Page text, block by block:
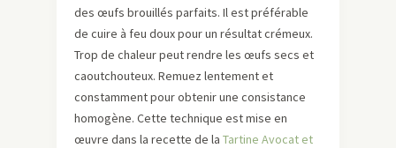
des œufs brouillés parfaits. Il est préférable
de cuire à feu doux pour un résultat crémeux.
Trop de chaleur peut rendre les œufs secs et
caoutchouteux. Remuez lentement et
constamment pour obtenir une consistance
homogène. Cette technique est mise en
œuvre dans la recette de la Tartine Avocat et